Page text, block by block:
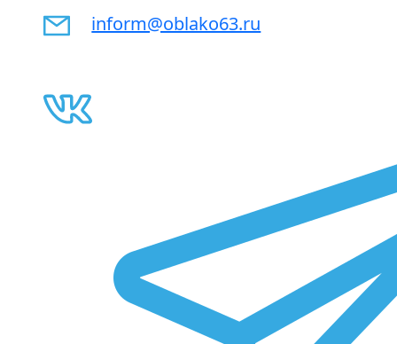
inform@oblako63.ru